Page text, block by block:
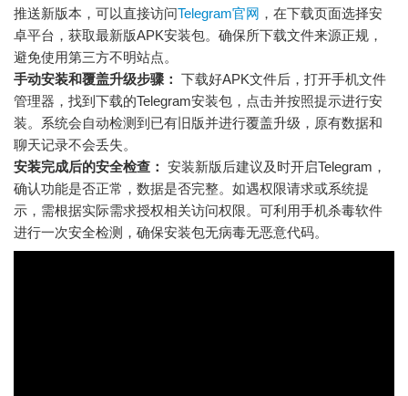
推送新版本，可以直接访问Telegram官网 ，在下载页面选择安
卓平台，获取最新版APK安装包。确保所下载文件来源正规，
避免使用第三方不明站点。
手动安装和覆盖升级步骤： 下载好APK文件后，打开手机文件
管理器，找到下载的Telegram安装包，点击并按照提示进行安
装。系统会自动检测到已有旧版并进行覆盖升级，原有数据和
聊天记录不会丢失。
安装完成后的安全检查： 安装新版后建议及时开启Telegram，
确认功能是否正常，数据是否完整。如遇权限请求或系统提
示，需根据实际需求授权相关访问权限。可利用手机杀毒软件
进行一次安全检测，确保安装包无病毒无恶意代码。